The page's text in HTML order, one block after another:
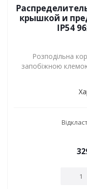
крышкой и
IP54
Розподільна
запобіжною